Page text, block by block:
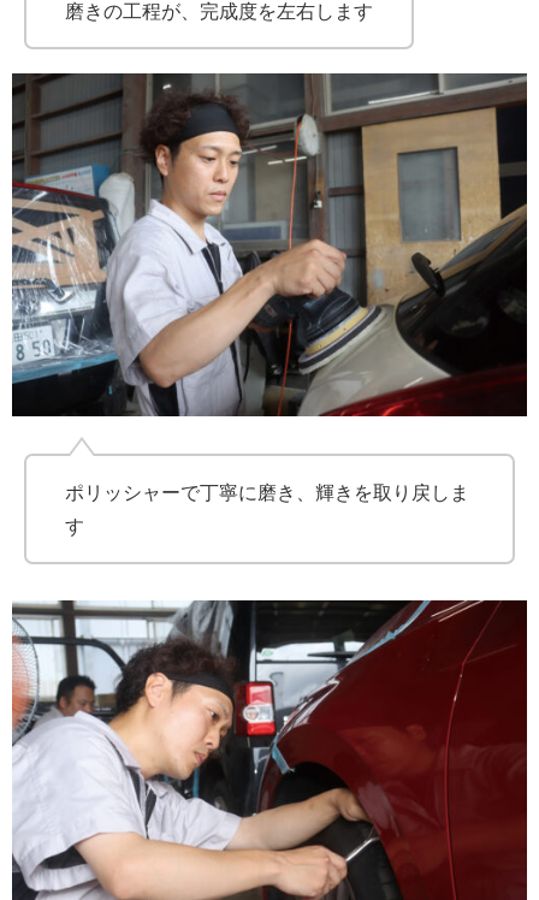
磨きの工程が、完成度を左右します
ポリッシャーで丁寧に磨き、輝きを取り戻しま
す